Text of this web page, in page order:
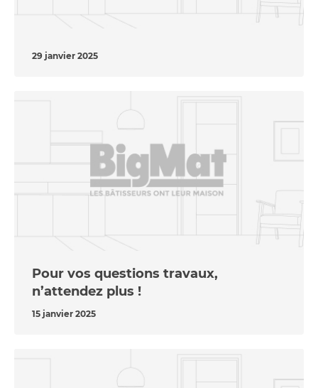
29 janvier 2025
Pour vos questions travaux,
n’attendez plus !
15 janvier 2025